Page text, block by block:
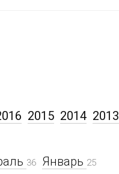
36 Январь 25
2015 2014 2013